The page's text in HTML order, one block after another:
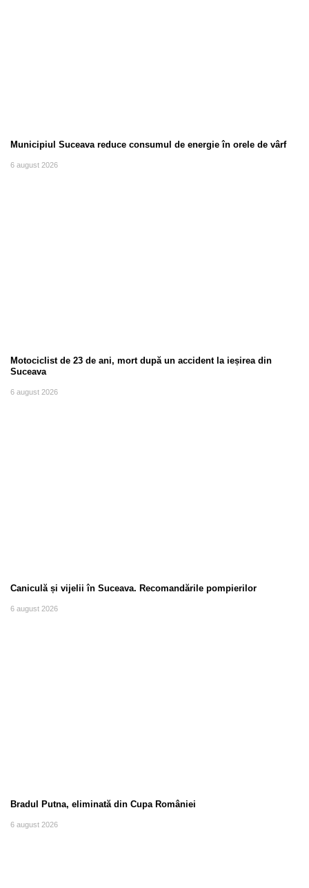
Municipiul Suceava reduce consumul de energie în orele de vârf
6 august 2026
Motociclist de 23 de ani, mort după un accident la ieșirea din
Suceava
6 august 2026
Caniculă și vijelii în Suceava. Recomandările pompierilor
6 august 2026
Bradul Putna, eliminată din Cupa României
6 august 2026